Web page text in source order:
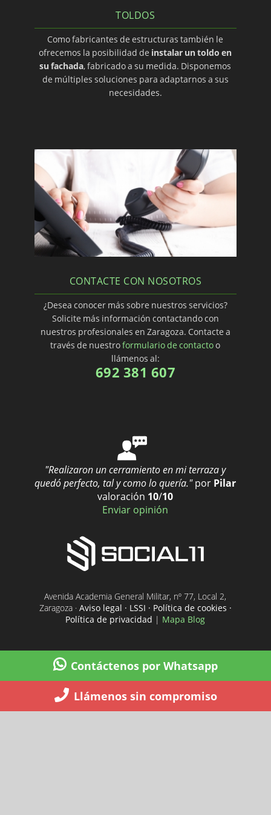
TOLDOS
Como fabricantes de estructuras también le
ofrecemos la posibilidad de instalar un toldo en
su fachada, fabricado a su medida. Disponemos
de múltiples soluciones para adaptarnos a sus
necesidades.
CONTACTE CON NOSOTROS
¿Desea conocer más sobre nuestros servicios?
Solicite más información contactando con
nuestros profesionales en Zaragoza. Contacte a
través de nuestroformulario de contactoo
llámenos al:
692 381 607
"Realizaron un cerramiento en mi terraza y
quedó perfecto, tal y como lo quería." por Pilar
valoración 10/10
Enviar opinión
Avenida Academia General Militar, nº 77, Local 2,
Zaragoza · Aviso legal · LSSI · Política de cookies ·
Política de privacidad | Mapa Blog
Contáctenos por Whatsapp
Llámenos sin compromiso